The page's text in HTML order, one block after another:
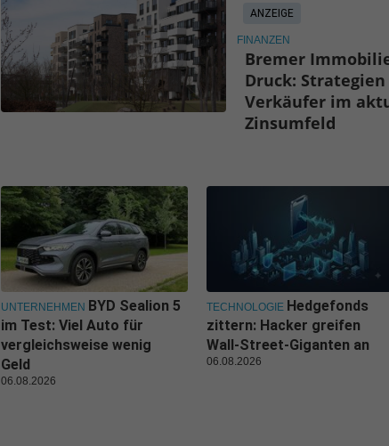
ANZEIGE
FINANZEN
Bremer
Druck:
Verkäufer im
Zinsumfeld
UNTERNEHMEN BYD Sealion 5
im Test: Viel Auto für
vergleichsweise wenig
Geld
06.08.2026
TECHNOLOGIE Hedgefonds
zittern: Hacker greifen
Wall-Street-Giganten an
06.08.2026